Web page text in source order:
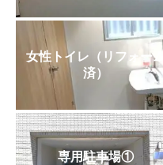
女性トイレ（リフォーム
済）
専用駐車場①